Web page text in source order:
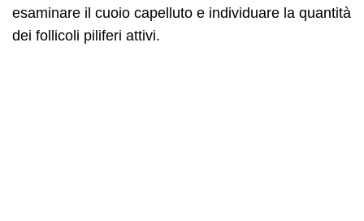
esaminare il cuoio capelluto e individuare la quantità
dei follicoli piliferi attivi.